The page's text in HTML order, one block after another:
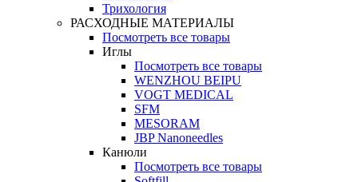
Трихология
РАСХОДНЫЕ МАТЕРИАЛЫ
Посмотреть все товары
Иглы
Посмотреть все товары
WENZHOU BEIPU
VOGT MEDICAL
SFM
MESORAM
JBP Nanoneedles
Канюли
Посмотреть все товары